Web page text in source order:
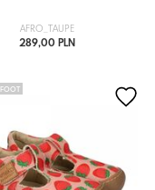
AFRO_TAUPE
289,00 PLN